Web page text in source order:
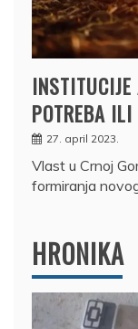
POTREBA
27. april 2023.
Vlast u Crnoj
formiranja
HRONIKA